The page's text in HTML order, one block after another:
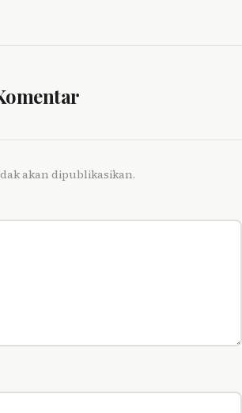
akan dipublikasikan.